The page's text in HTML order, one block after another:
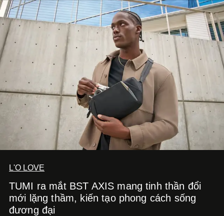
solo được đầu tư toàn diện từ sáng tác, sản xuất, trình
diễn đến hình ảnh.
L'O LOVE
TUMI ra mắt BST AXIS mang tinh thần đổi
mới lặng thầm, kiến tạo phong cách sống
đương đại